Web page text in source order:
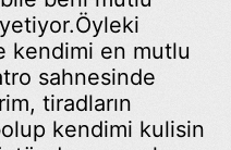
kendimi en mutlu
sahnesinde
tiradların
kendimi kulisin